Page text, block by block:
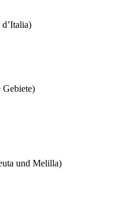
Gebiete)
und Melilla)